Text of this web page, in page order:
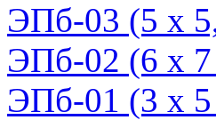
ЭПб-03 (5 х
ЭПб-02 (6 х 7
ЭПб-01 (3 х